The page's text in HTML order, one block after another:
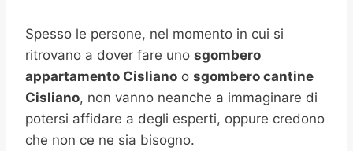
Spesso le persone, nel momento in cui si
ritrovano a dover fare uno sgombero
appartamento Cisliano o sgombero cantine
Cisliano, non vanno neanche a immaginare di
potersi affidare a degli esperti, oppure credono
che non ce ne sia bisogno.